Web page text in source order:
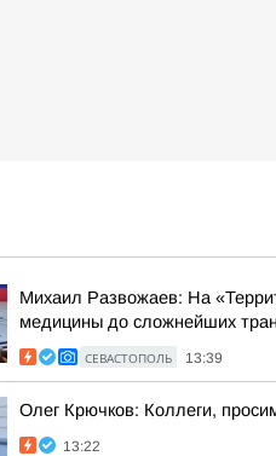
Михаил Развожаев: На
медицины до сложнейших
СЕВАСТОПОЛЬ 13:39
Олег Крючков: Коллеги,
13:22